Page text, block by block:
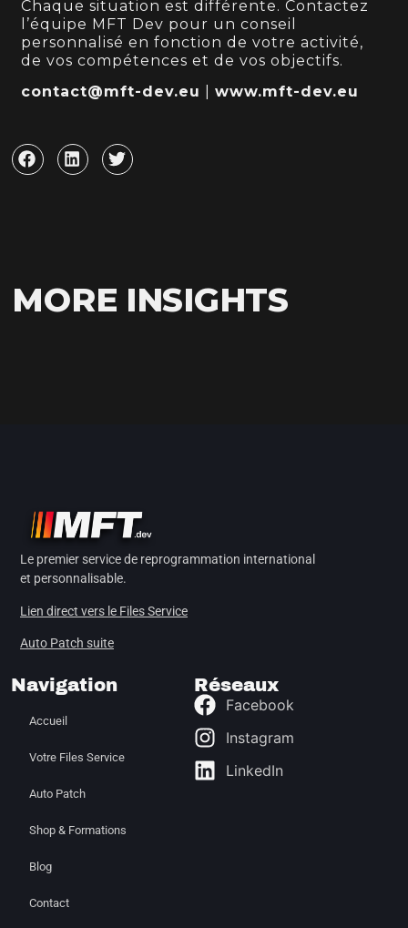
Chaque situation est différente. Contactez
l’équipe MFT Dev pour un conseil
personnalisé en fonction de votre activité,
de vos compétences et de vos objectifs.
contact@mft-dev.eu
|www.mft-dev.eu
MORE INSIGHTS
Le premier service de reprogrammation international
et personnalisable.
Lien direct vers le Files Service
Auto Patch suite
Navigation
Accueil
Votre Files Service
Auto Patch
Shop & Formations
Blog
Contact
Réseaux
Facebook
Instagram
LinkedIn